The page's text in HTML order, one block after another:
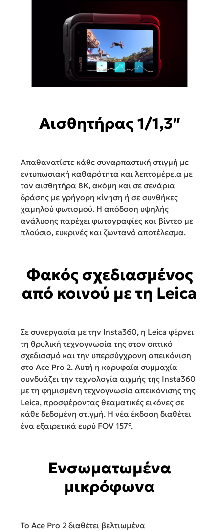
Αισθητήρας 1/1,3″
Απαθανατίστε κάθε συναρπαστική στιγμή με
εντυπωσιακή καθαρότητα και λεπτομέρεια με
τον αισθητήρα 8K, ακόμη και σε σενάρια
δράσης με γρήγορη κίνηση ή σε συνθήκες
χαμηλού φωτισμού. Η απόδοση υψηλής
ανάλυσης παρέχει φωτογραφίες και βίντεο με
πλούσιο, ευκρινές και ζωντανό αποτέλεσμα.
Φακός σχεδιασμένος
από κοινού με τη Leica
Σε συνεργασία με την Insta360, η Leica φέρνει
τη θρυλική τεχνογνωσία της στον οπτικό
σχεδιασμό και την υπερσύγχρονη απεικόνιση
στο Ace Pro 2. Αυτή η κορυφαία συμμαχία
συνδυάζει την τεχνολογία αιχμής της Insta360
με τη φημισμένη τεχνογνωσία απεικόνισης της
Leica, προσφέροντας θεαματικές εικόνες σε
κάθε δεδομένη στιγμή. Η νέα έκδοση διαθέτει
ένα εξαιρετικά ευρύ FOV 157°.
Ενσωματωμένα
μικρόφωνα
Το Ace Pro 2 διαθέτει βελτιωμένα